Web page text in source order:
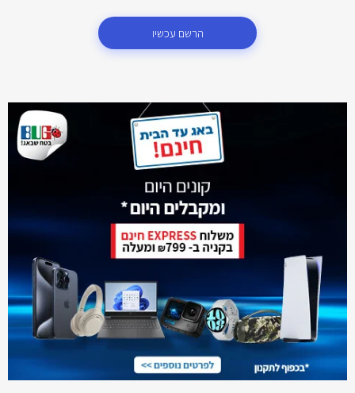
הרשם עכשיו